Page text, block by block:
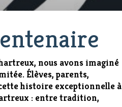
nous avons imaginé
Élèves, parents,
histoire exceptionnelle à
: entre tradition,